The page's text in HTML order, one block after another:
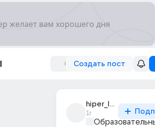
Создать пост
hiper_lol
1г